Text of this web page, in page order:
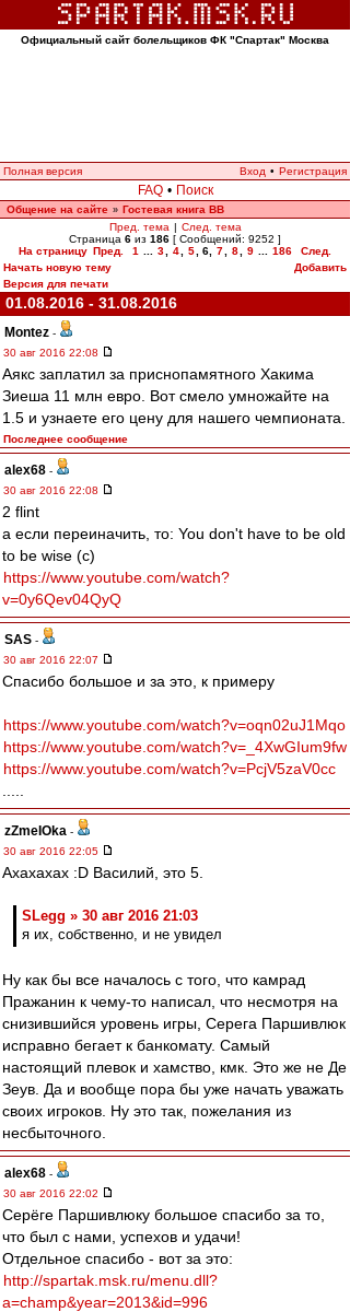
Официальный сайт болельщиков ФК "Спартак" Москва
Полная версия Вход • Регистрация
FAQ • Поиск
Общение на сайте » Гостевая книга ВВ
Пред. тема | След. тема
Страница 6 из 186 [ Сообщений: 9252 ]
На страницу Пред. 1 3 4 5 6 7 8 9 186
След.
Начать новую тему
Добавить
Версия для печати
01.08.2016 - 31.08.2016
Montez -
30 авг 2016 22:08
Аякс заплатил за приснопамятного Хакима
Зиеша 11 млн евро. Вот смело умножайте на
1.5 и узнаете его цену для нашего чемпионата.
Последнее сообщение
alex68 -
30 авг 2016 22:08
2 flint
а если переиначить, то: You don't have to be old
to be wise (с)
https://www.youtube.com/watch?
v=0y6Qev04QyQ
SAS -
30 авг 2016 22:07
Спасибо большое и за это, к примеру
https://www.youtube.com/watch?v=oqn02uJ1Mqo
https://www.youtube.com/watch?v=_4XwGIum9fw
https://www.youtube.com/watch?v=PcjV5zaV0cc
zZmeIOka -
30 авг 2016 22:05
Ахахахах :D Василий, это 5.
SLegg » 30 авг 2016 21:03
я их, собственно, и не увидел
Ну как бы все началось с того, что камрад
Пражанин к чему-то написал, что несмотря на
снизившийся уровень игры, Серега Паршивлюк
исправно бегает к банкомату. Самый
настоящий плевок и хамство, кмк. Это же не Де
Зеув. Да и вообще пора бы уже начать уважать
своих игроков. Ну это так, пожелания из
несбыточного.
alex68 -
30 авг 2016 22:02
Серёге Паршивлюку большое спасибо за то,
что был с нами, успехов и удачи!
Отдельное спасибо - вот за это:
http://spartak.msk.ru/menu.dll?
a=champ&year=2013&id=996